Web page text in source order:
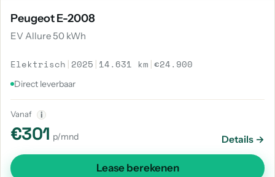
Peugeot E-2008
EV Allure 50 kWh
Elektrisch | 2025 | 14.631 km |€24.900
Direct leverbaar
Vanaf i
€301 p/mnd Details →
Lease berekenen